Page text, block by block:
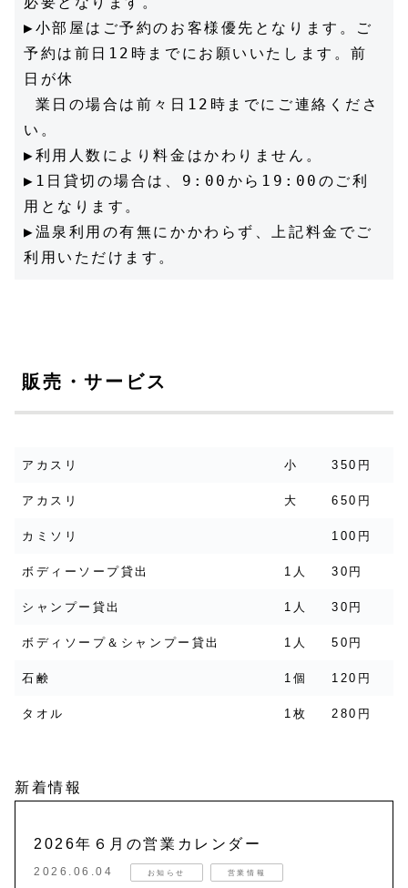
▶小部屋はご予約のお客様優先となります。ご
予約は前日12時までにお願いいたします。前
日が休
い。
▶利用人数により料金はかわりません。
▶1日貸切の場合は、9:00から19:00のご利
用となります。
▶温泉利用の有無にかかわらず、上記料金でご
利用いただけます。
販売・サービス
アカスリ 小 350円
アカスリ 大 650円
カミソリ 100円
ボディーソープ貸出 1人 30円
シャンプー貸出 1人 30円
ボディソープ＆シャンプー貸出 1人 50円
石鹸 1個 120円
タオル 1枚 280円
新着情報
2026年６月の営業カレンダー
2026.06.04 お知らせ 営業情報